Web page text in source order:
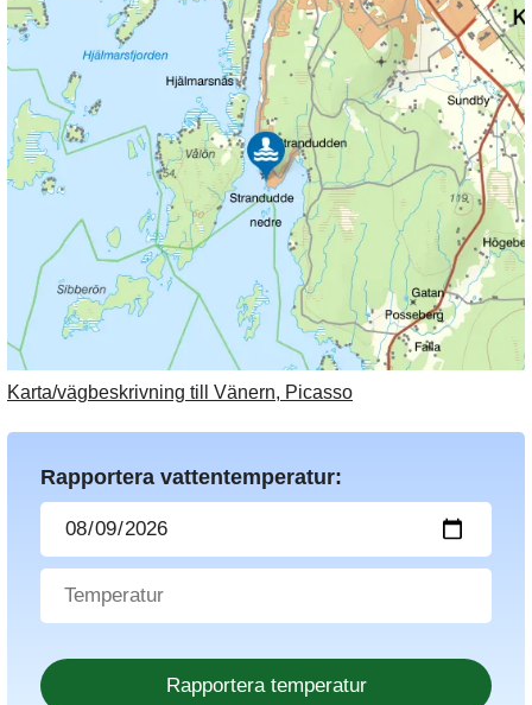
Karta/vägbeskrivning till Vänern, Picasso
Rapportera vattentemperatur: